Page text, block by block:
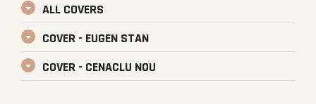
ALL COVERS
COVER - EUGEN STAN
COVER - CENACLU NOU